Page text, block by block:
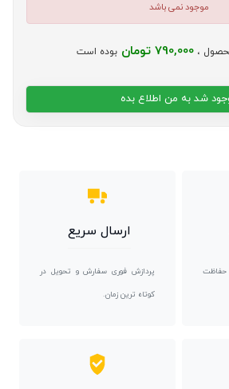
موجود نمی باشد
، 790,000 تومان بوده است
شد به من اطلاع بده
حفاظت
ارسال سریع
پردازش فوری سفارش و تحویل در
کوتاه ترین زمان.